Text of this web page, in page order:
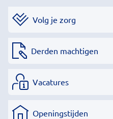
Volg je zorg
Derden machtigen
Vacatures
Openingstijden